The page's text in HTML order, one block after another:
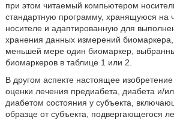
при этом читаемый компьютером
стандартную программу, хранящуюся на
носителе и адаптированную для
хранения данных измерений
меньшей мере один биомаркер,
биомаркеров в таблице 1 или 2.
В другом аспекте настоящее
оценки лечения предиабета, диабета и/
диабетом состояния у субъекта,
образце от субъекта, подвергающегося